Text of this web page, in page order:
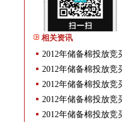
相关资讯
2012年储备棉投放竞
2012年储备棉投放竞
2012年储备棉投放竞
2012年储备棉投放竞
2012年储备棉投放竞